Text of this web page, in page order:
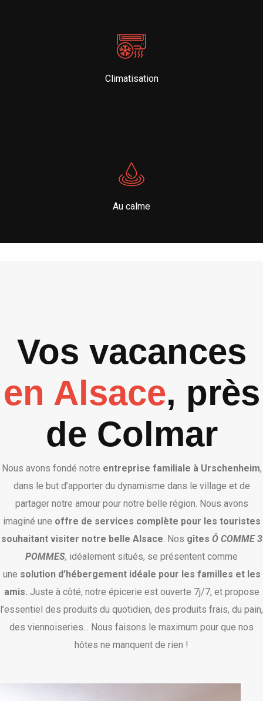
Climatisation
Au calme
Vos vacances
en Alsace, près
de Colmar
Nous avons fondé notre entreprise familiale à Urschenheim,
dans le but d’apporter du dynamisme dans le village et de
partager notre amour pour notre belle région. Nous avons
imaginé une offre de services complète pour les touristes
souhaitant visiter notre belle Alsace. Nos gîtes Ô COMME 3
POMMES, idéalement situés, se présentent comme
une solution d’hébergement idéale pour les familles et les
amis. Juste à côté, notre épicerie est ouverte 7j/7, et propose
l’essentiel des produits du quotidien, des produits frais, du pain,
des viennoiseries... Nous faisons le maximum pour que nos
hôtes ne manquent de rien !